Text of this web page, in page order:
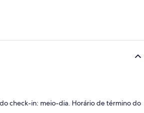
check-in: meio-dia. Horário de término do